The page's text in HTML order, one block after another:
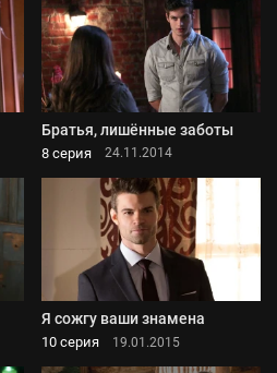
Братья, лишённые заботы
8 серия 24.11.2014
Я сожгу ваши знамена
10 серия 19.01.2015